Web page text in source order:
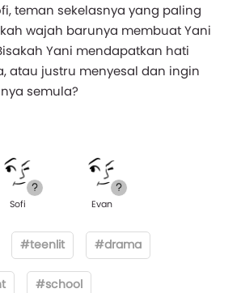
teman sekelasnya yang paling
wajah barunya membuat Yani
Yani mendapatkan hati
atau justru menyesal dan ingin
semula?
Sofi Evan
#teenlit #drama
#school